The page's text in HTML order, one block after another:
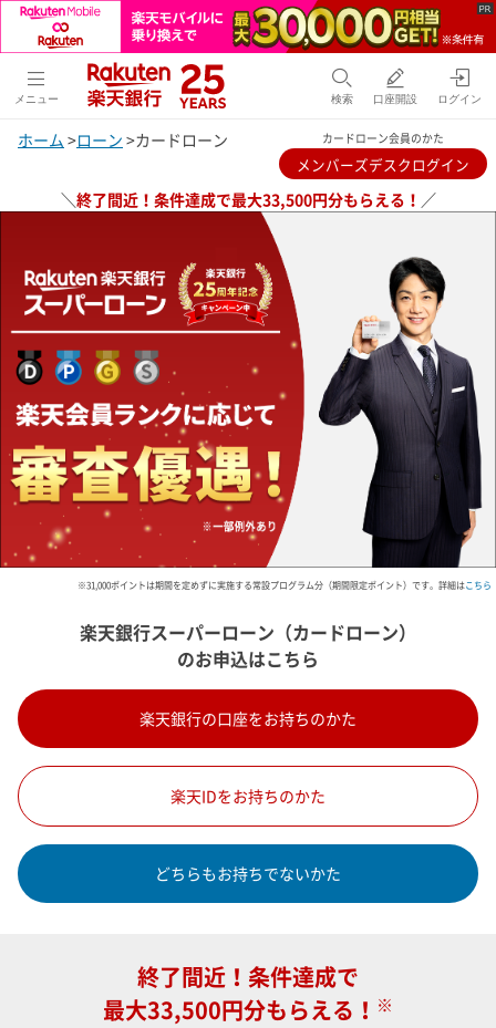
メニュー 検索 口座開設 ログイン
ホーム >ローン >カードローン カードローン会員のかた
メンバーズデスクログイン
＼終了間近！条件達成で最大33,500円分もらえる！ ／
※31,000ポイントは期間を定めずに実施する常設プログラム分（期間限定ポイント）です。詳細はこちら
楽天銀行スーパーローン（カードローン）
のお申込はこちら
楽天銀行の口座をお持ちのかた
楽天IDをお持ちのかた
どちらもお持ちでないかた
終了間近！条件達成で
最大33,500円分もらえる！ ※